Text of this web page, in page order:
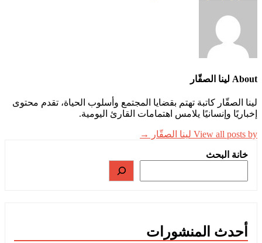
About لينا الصقّار
لينا الصقّار كاتبة تهتم بقضايا المجتمع وأسلوب الحياة، تقدم محتوى
إخباريًا وإنسانيًا يلامس اهتمامات القارئ اليومية.
View all posts by لينا الصقّار →
خانة البحث
أحدث المنشورات